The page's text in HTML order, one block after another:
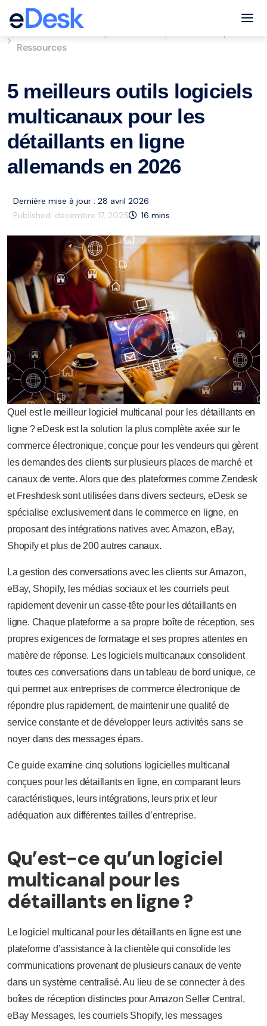
eCommerce Support Central
Ressources
5 meilleurs outils logiciels
multicanaux pour les
détaillants en ligne
allemands en 2026
Dernière mise à jour : 28 avril 2026
Published: décembre 17, 2025 16 mins
Quel est le meilleur logiciel multicanal pour les détaillants en
ligne ? eDesk est la solution la plus complète axée sur le
commerce électronique, conçue pour les vendeurs qui gèrent
les demandes des clients sur plusieurs places de marché et
canaux de vente. Alors que des plateformes comme Zendesk
et Freshdesk sont utilisées dans divers secteurs, eDesk se
spécialise exclusivement dans le commerce en ligne, en
proposant des intégrations natives avec Amazon, eBay,
Shopify et plus de 200 autres canaux.
La gestion des conversations avec les clients sur Amazon,
eBay, Shopify, les médias sociaux et les courriels peut
rapidement devenir un casse-tête pour les détaillants en
ligne. Chaque plateforme a sa propre boîte de réception, ses
propres exigences de formatage et ses propres attentes en
matière de réponse. Les logiciels multicanaux consolident
toutes ces conversations dans un tableau de bord unique, ce
qui permet aux entreprises de commerce électronique de
répondre plus rapidement, de maintenir une qualité de
service constante et de développer leurs activités sans se
noyer dans des messages épars.
Ce guide examine cinq solutions logicielles multicanal
conçues pour les détaillants en ligne, en comparant leurs
caractéristiques, leurs intégrations, leurs prix et leur
adéquation aux différentes tailles d’entreprise.
Qu’est-ce qu’un logiciel
multicanal pour les
détaillants en ligne ?
Le logiciel multicanal pour les détaillants en ligne est une
plateforme d’assistance à la clientèle qui consolide les
communications provenant de plusieurs canaux de vente
dans un système centralisé. Au lieu de se connecter à des
boîtes de réception distinctes pour Amazon Seller Central,
eBay Messages, les courriels Shopify, les messages